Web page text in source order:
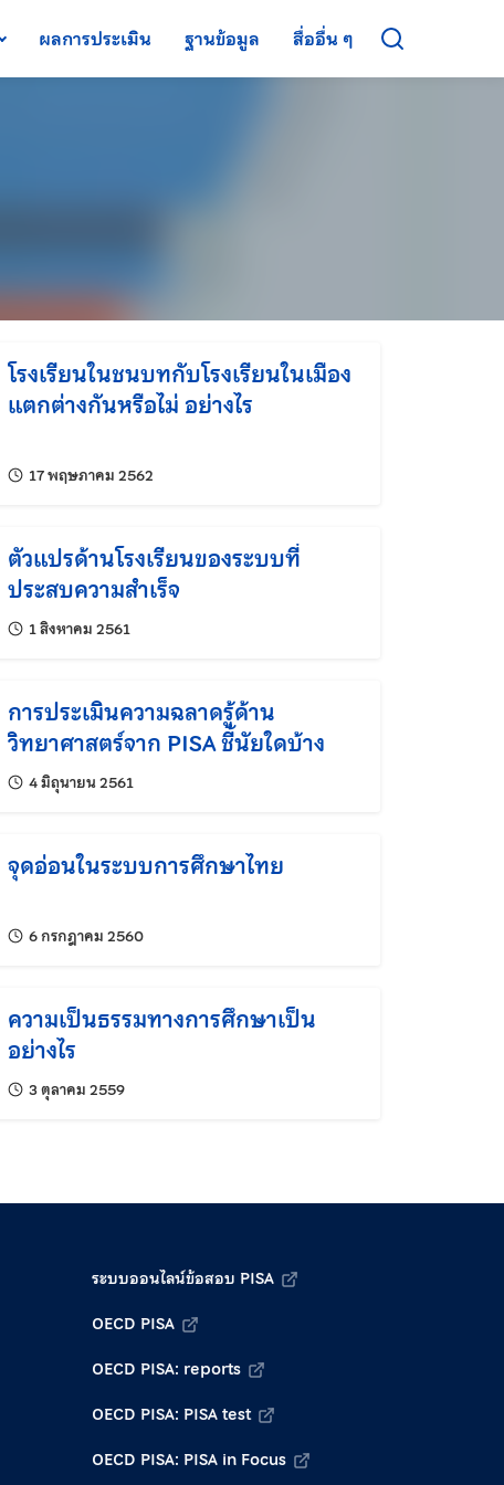
ผลการประเมิน ฐานข้อมูล สื่ออื่น ๆ
โรงเรียนในชนบทกับโรงเรียนในเมือง
แตกต่างกันหรือไม่ อย่างไร
17 พฤษภาคม 2562
ตัวแปรด้านโรงเรียนของระบบที่
ประสบความสำเร็จ
1 สิงหาคม 2561แก้ไขล่าสุดเมื่อ:
การประเมินความฉลาดรู้ด้าน
วิทยาศาสตร์จาก PISA ชี้นัยใดบ้าง
4 มิถุนายน 2561แก้ไขล่าสุดเมื่อ:
จุดอ่อนในระบบการศึกษาไทย
6 กรกฎาคม 2560แก้ไขล่าสุดเมื่อ:
ความเป็นธรรมทางการศึกษาเป็น
อย่างไร
3 ตุลาคม 2559แก้ไขล่าสุดเมื่อ:
ระบบออนไลน์ข้อสอบ PISA
OECD PISA
OECD PISA: reports
OECD PISA: PISA test
OECD PISA: PISA in Focus